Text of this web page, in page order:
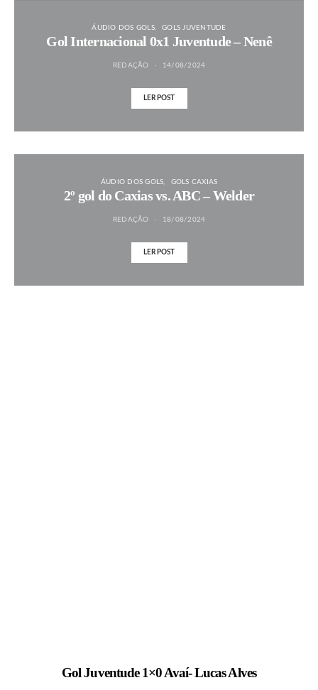
ÁUDIO DOS GOLS GOLS JUVENTUDE
Gol Internacional 0x1 Juventude – Nenê
REDAÇÃO 14/08/2024
LER POST
ÁUDIO DOS GOLS GOLS CAXIAS
2º gol do Caxias vs. ABC – Welder
REDAÇÃO 18/08/2024
LER POST
Gol Juventude 1×0 Avaí- Lucas Alves